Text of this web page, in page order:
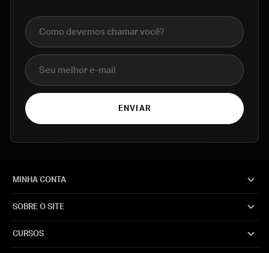
Nome completo
E-mail
ENVIAR
MINHA CONTA
SOBRE O SITE
CURSOS